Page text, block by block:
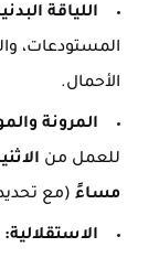
اللياقة
المستودعات،
الأحمال.
المرونة
للعمل من
مساءً (مع
الاستقلالية: